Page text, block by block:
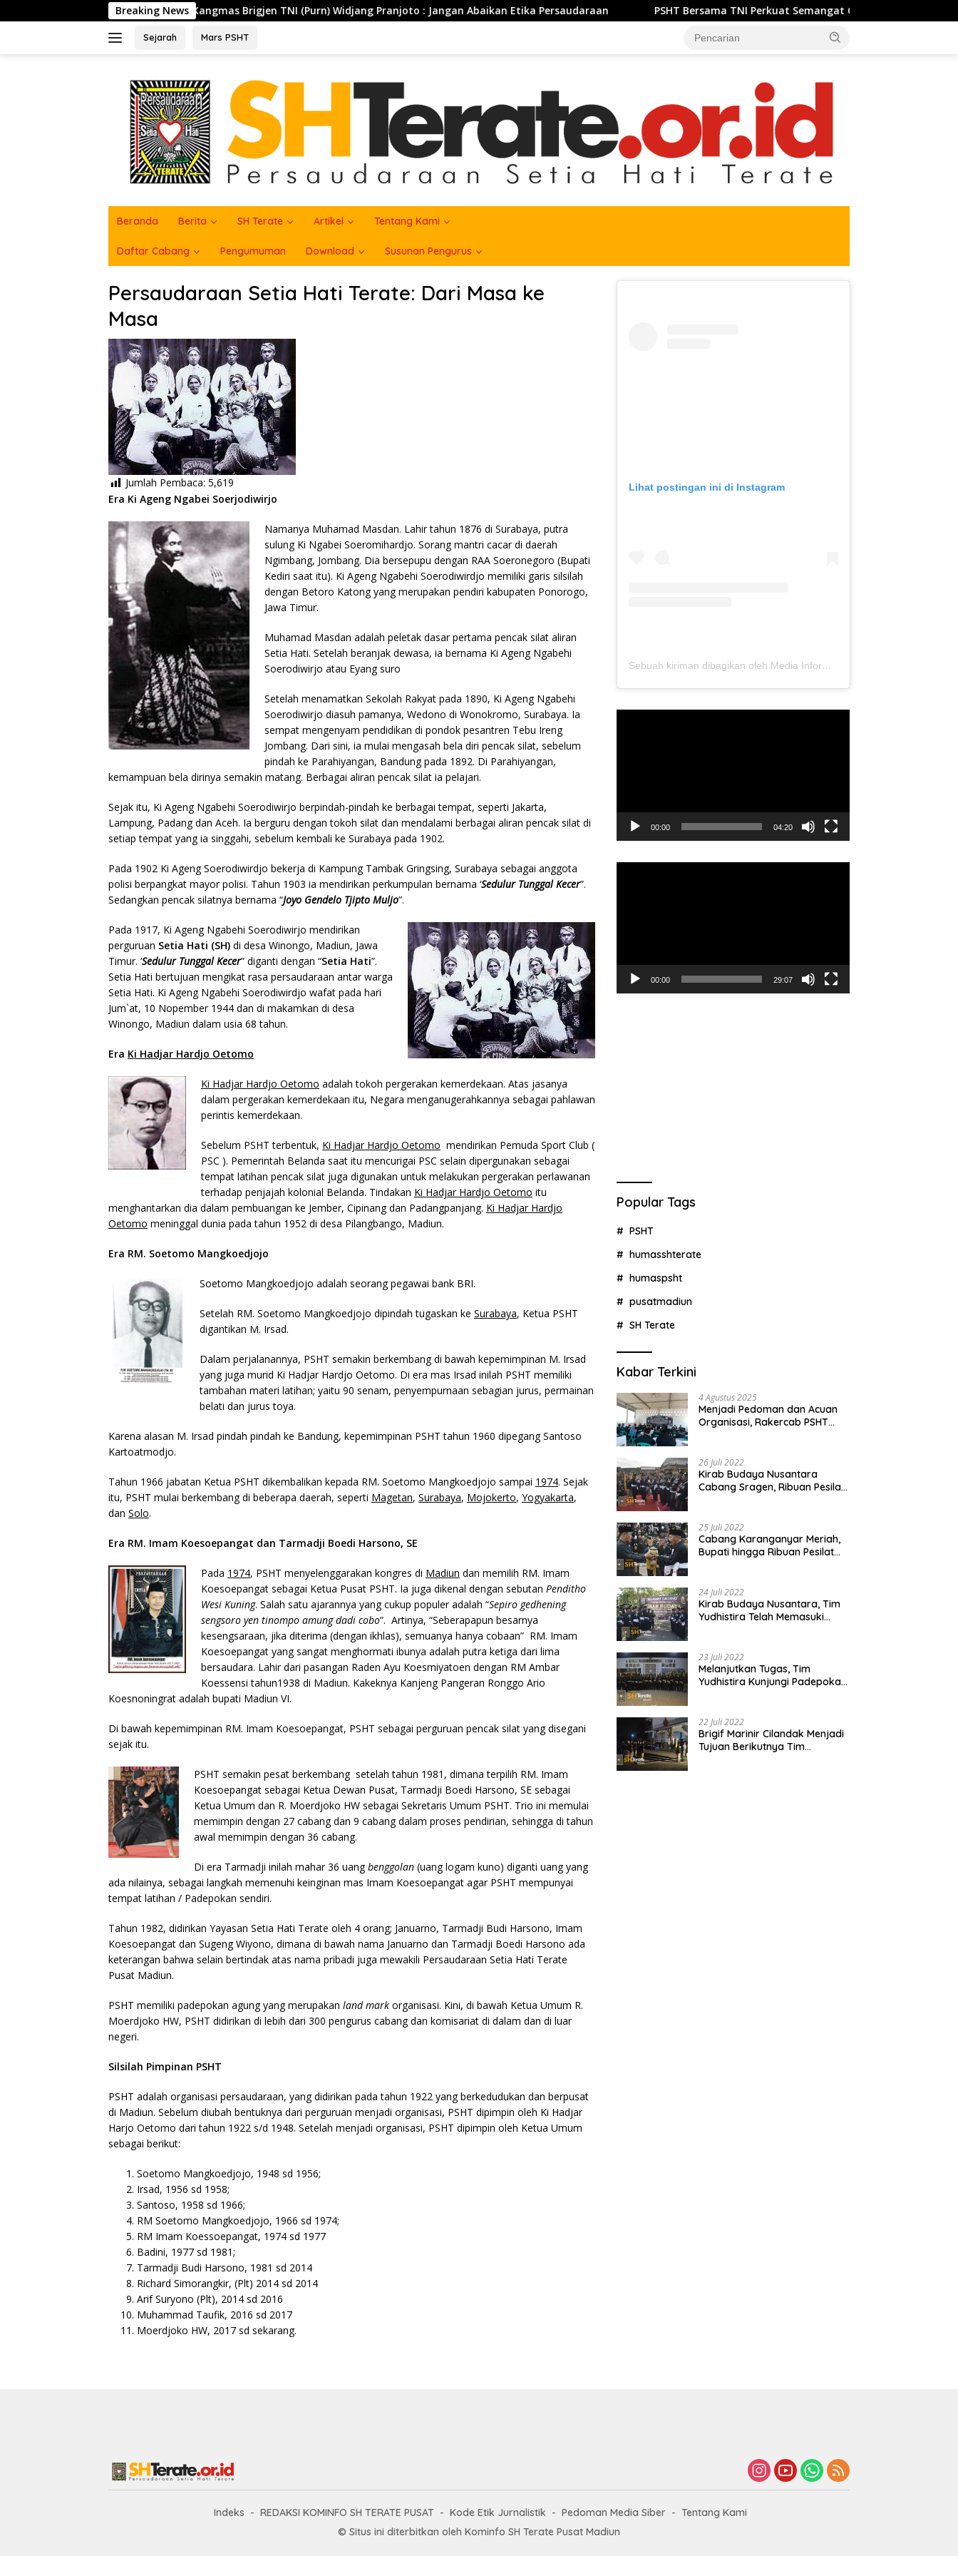
ke
Breaking News
PSHT di PAM, Kangmas Brigjen TNI (Purn) Widjang Pranjoto : Jangan Abaikan Etika Persaudaraan PSHT Bersama TNI Perkuat Semangat Gotong Royong, Sukseskan
Sejarah Mars PSHT
Beranda Berita SH Terate Artikel Tentang Kami
Daftar Cabang Pengumuman Download Susunan Pengurus
Persaudaraan Setia Hati Terate: Dari Masa ke
Masa
Jumlah Pembaca: 5,619
Era Ki Ageng Ngabei Soerjodiwirjo
Namanya Muhamad Masdan. Lahir tahun 1876 di Surabaya, putra
sulung Ki Ngabei Soeromihardjo. Sorang mantri cacar di daerah
Ngimbang, Jombang. Dia bersepupu dengan RAA Soeronegoro (Bupati
Kediri saat itu). Ki Ageng Ngabehi Soerodiwirdjo memiliki garis silsilah
dengan Betoro Katong yang merupakan pendiri kabupaten Ponorogo,
Jawa Timur.
Muhamad Masdan adalah peletak dasar pertama pencak silat aliran
Setia Hati. Setelah beranjak dewasa, ia bernama Ki Ageng Ngabehi
Soerodiwirjo atau Eyang suro
Setelah menamatkan Sekolah Rakyat pada 1890, Ki Ageng Ngabehi
Soerodiwirjo diasuh pamanya, Wedono di Wonokromo, Surabaya. Ia
sempat mengenyam pendidikan di pondok pesantren Tebu Ireng
Jombang. Dari sini, ia mulai mengasah bela diri pencak silat, sebelum
pindah ke Parahiyangan, Bandung pada 1892. Di Parahiyangan,
kemampuan bela dirinya semakin matang. Berbagai aliran pencak silat ia pelajari.
Sejak itu, Ki Ageng Ngabehi Soerodiwirjo berpindah-pindah ke berbagai tempat, seperti Jakarta,
Lampung, Padang dan Aceh. Ia berguru dengan tokoh silat dan mendalami berbagai aliran pencak silat di
setiap tempat yang ia singgahi, sebelum kembali ke Surabaya pada 1902.
Pada 1902 Ki Ageng Soerodiwirdjo bekerja di Kampung Tambak Gringsing, Surabaya sebagai anggota
polisi berpangkat mayor polisi. Tahun 1903 ia mendirikan perkumpulan bernama ‘Sedulur Tunggal Kecer”.
Sedangkan pencak silatnya bernama “Joyo Gendelo Tjipto Muljo”.
Pada 1917, Ki Ageng Ngabehi Soerodiwirjo mendirikan
perguruan Setia Hati (SH) di desa Winongo, Madiun, Jawa
Timur. ‘Sedulur Tunggal Kecer” diganti dengan “Setia Hati”.
Setia Hati bertujuan mengikat rasa persaudaraan antar warga
Setia Hati. Ki Ageng Ngabehi Soerodiwirdjo wafat pada hari
Jum`at, 10 Nopember 1944 dan di makamkan di desa
Winongo, Madiun dalam usia 68 tahun.
Era Ki Hadjar Hardjo Oetomo
Ki Hadjar Hardjo Oetomo adalah tokoh pergerakan kemerdekaan. Atas jasanya
dalam pergerakan kemerdekaan itu, Negara menganugerahkannya sebagai pahlawan
perintis kemerdekaan.
Sebelum PSHT terbentuk, Ki Hadjar Hardjo Oetomo mendirikan Pemuda Sport Club (
PSC ). Pemerintah Belanda saat itu mencurigai PSC selain dipergunakan sebagai
tempat latihan pencak silat juga digunakan untuk melakukan pergerakan perlawanan
terhadap penjajah kolonial Belanda. Tindakan Ki Hadjar Hardjo Oetomo itu
menghantarkan dia dalam pembuangan ke Jember, Cipinang dan Padangpanjang. Ki Hadjar Hardjo
Oetomo meninggal dunia pada tahun 1952 di desa Pilangbango, Madiun.
Era RM. Soetomo Mangkoedjojo
Soetomo Mangkoedjojo adalah seorang pegawai bank BRI.
Setelah RM. Soetomo Mangkoedjojo dipindah tugaskan ke Surabaya, Ketua PSHT
digantikan M. Irsad.
Dalam perjalanannya, PSHT semakin berkembang di bawah kepemimpinan M. Irsad
yang juga murid Ki Hadjar Hardjo Oetomo. Di era mas Irsad inilah PSHT memiliki
tambahan materi latihan; yaitu 90 senam, penyempurnaan sebagian jurus, permainan
belati dan jurus toya.
Karena alasan M. Irsad pindah pindah ke Bandung, kepemimpinan PSHT tahun 1960 dipegang Santoso
Kartoatmodjo.
Tahun 1966 jabatan Ketua PSHT dikembalikan kepada RM. Soetomo Mangkoedjojo sampai 1974. Sejak
itu, PSHT mulai berkembang di beberapa daerah, seperti Magetan, Surabaya, Mojokerto, Yogyakarta,
dan Solo.
Era RM. Imam Koesoepangat dan Tarmadji Boedi Harsono, SE
Pada 1974, PSHT menyelenggarakan kongres di Madiun dan memilih RM. Imam
Koesoepangat sebagai Ketua Pusat PSHT. Ia juga dikenal dengan sebutan Penditho
Wesi Kuning. Salah satu ajarannya yang cukup populer adalah “Sepiro gedhening
sengsoro yen tinompo amung dadi cobo”. Artinya, “Seberapapun besarnya
kesengsaraan, jika diterima (dengan ikhlas), semuanya hanya cobaan” RM. Imam
Koesoepangat yang sangat menghormati ibunya adalah putra ketiga dari lima
bersaudara. Lahir dari pasangan Raden Ayu Koesmiyatoen dengan RM Ambar
Koessensi tahun1938 di Madiun. Kakeknya Kanjeng Pangeran Ronggo Ario
Koesnoningrat adalah bupati Madiun VI.
Di bawah kepemimpinan RM. Imam Koesoepangat, PSHT sebagai perguruan pencak silat yang disegani
sejak itu.
PSHT semakin pesat berkembang setelah tahun 1981, dimana terpilih RM. Imam
Koesoepangat sebagai Ketua Dewan Pusat, Tarmadji Boedi Harsono, SE sebagai
Ketua Umum dan R. Moerdjoko HW sebagai Sekretaris Umum PSHT. Trio ini memulai
memimpin dengan 27 cabang dan 9 cabang dalam proses pendirian, sehingga di tahun
awal memimpin dengan 36 cabang.
Di era Tarmadji inilah mahar 36 uangbenggolan (uang logam kuno) diganti uang yang
ada nilainya, sebagai langkah memenuhi keinginan mas Imam Koesoepangat agar PSHT mempunyai
tempat latihan / Padepokan sendiri.
Tahun 1982, didirikan Yayasan Setia Hati Terate oleh 4 orang; Januarno, Tarmadji Budi Harsono, Imam
Koesoepangat dan Sugeng Wiyono, dimana di bawah nama Januarno dan Tarmadji Boedi Harsono ada
keterangan bahwa selain bertindak atas nama pribadi juga mewakili Persaudaraan Setia Hati Terate
Pusat Madiun.
PSHT memiliki padepokan agung yang merupakan land mark organisasi. Kini, di bawah Ketua Umum R.
Moerdjoko HW, PSHT didirikan di lebih dari 300 pengurus cabang dan komisariat di dalam dan di luar
negeri.
Silsilah Pimpinan PSHT
PSHT adalah organisasi persaudaraan, yang didirikan pada tahun 1922 yang berkedudukan dan berpusat
di Madiun. Sebelum diubah bentuknya dari perguruan menjadi organisasi, PSHT dipimpin oleh Ki Hadjar
Harjo Oetomo dari tahun 1922 s/d 1948. Setelah menjadi organisasi, PSHT dipimpin oleh Ketua Umum
sebagai berikut:
Soetomo Mangkoedjojo, 1948 sd 1956;
Irsad, 1956 sd 1958;
Santoso, 1958 sd 1966;
RM Soetomo Mangkoedjojo, 1966 sd 1974;
RM Imam Koessoepangat, 1974 sd 1977
Badini, 1977 sd 1981;
Tarmadji Budi Harsono, 1981 sd 2014
Richard Simorangkir, (Plt) 2014 sd 2014
Arif Suryono (Plt), 2014 sd 2016
Muhammad Taufik, 2016 sd 2017
Moerdjoko HW, 2017 sd sekarang.
Lihat postingan ini di Instagram
Sebuah kiriman dibagikan oleh Media Informasi Dewan Pusat Persaudaraan Setia Hati Terate (@media.dewanpusat)
00:00 04:20
00:00 29:07
Popular Tags
PSHT
humasshterate
humaspsht
pusatmadiun
SH Terate
Kabar Terkini
4 Agustus 2025
Menjadi Pedoman dan Acuan
Organisasi, Rakercab PSHT
Kerja, Berjalan Lancar dan
Sukses
26 Juli 2022
Kirab Budaya Nusantara
Cabang Sragen, Ribuan Pesilat
25 Juli 2022
Cabang Karanganyar Meriah,
Bupati hingga Ribuan Pesilat
24 Juli 2022
Kirab Budaya Nusantara, Tim
Yudhistira Telah Memasuki
23 Juli 2022
Melanjutkan Tugas, Tim
Yudhistira Kunjungi Padepokan
22 Juli 2022
Brigif Marinir Cilandak Menjadi
Tujuan Berikutnya Tim
Indeks REDAKSI KOMINFO SH TERATE PUSAT Kode Etik Jurnalistik Pedoman Media Siber
Tentang Kami
© Situs ini diterbitkan oleh Kominfo SH Terate Pusat Madiun